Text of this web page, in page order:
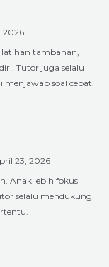
2026
latihan tambahan,
Tutor juga selalu
soal cepat.
23, 2026
Anak lebih fokus
selalu mendukung